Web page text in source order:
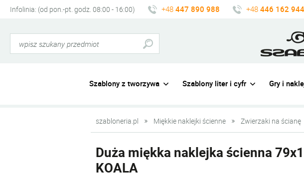
Infolinia: (od pon.-pt. godz. 08:00 - 16:00) +48 447 890 988 +48 446 162 944
Szablony z tworzywa Szablony liter i cyfr Gry i
szabloneria.pl Miękkie naklejki ścienne Zwierzaki na ścianę
Duża miękka naklejka ścienna
KOALA